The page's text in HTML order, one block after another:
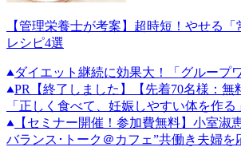
【管理栄養士が考案】超時短！やせる
レシピ4選
ダイエット継続に効果大！「グループ
PR
【終了しました】【先着70名様：
「正しく食べて、妊娠しやすい体を作る
【セミナー開催！参加費無料】小室淑
バランス･トーク＠カフェ”共働き夫婦を